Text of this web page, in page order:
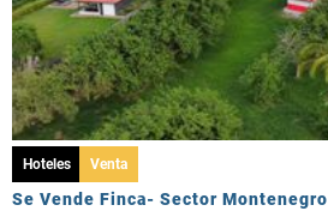
Hoteles Venta
Se Vende Finca- Sector Montenegro